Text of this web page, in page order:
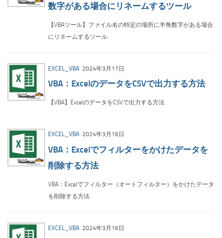
数字がある場合にリネームするツール
【VBAツール】ファイル名の特定の場所に半角数字がある場合
にリネームするツール
EXCEL_VBA 2024年3月17日
VBA：ExcelのデータをCSVで出力する方法
【VBA】ExcelのデータをCSVで出力する方法
EXCEL_VBA 2024年3月16日
VBA：Excelでフィルターをかけたデータを
削除する方法
VBA：Excelでフィルター（オートフィルター）をかけたデータ
を削除する方法
EXCEL_VBA 2024年3月16日